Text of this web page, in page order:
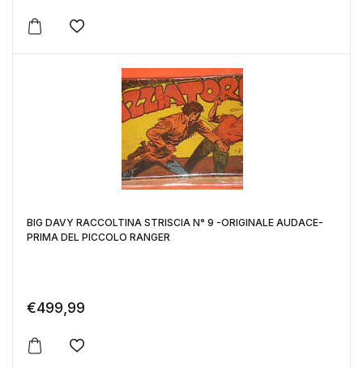
Aggiungi alla lista dei desideri
BIG DAVY RACCOLTINA STRISCIA N° 9 -ORIGINALE AUDACE-
PRIMA DEL PICCOLO RANGER
€499,99
Aggiungi alla lista dei desideri